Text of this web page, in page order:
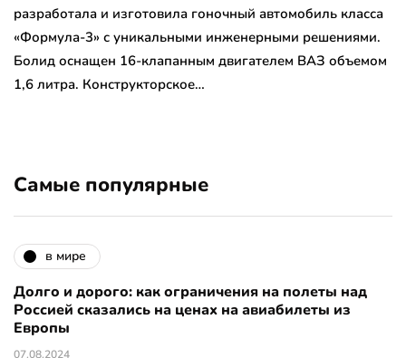
разработала и изготовила гоночный автомобиль класса
«Формула-3» с уникальными инженерными решениями.
Болид оснащен 16-клапанным двигателем ВАЗ объемом
1,6 литра. Конструкторское…
Самые популярные
в мире
Долго и дорого: как ограничения на полеты над
Россией сказались на ценах на авиабилеты из
Европы
07.08.2024